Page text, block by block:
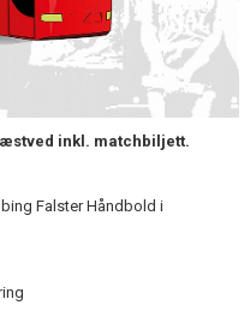
inkl. matchbiljett.
Falster Håndbold i